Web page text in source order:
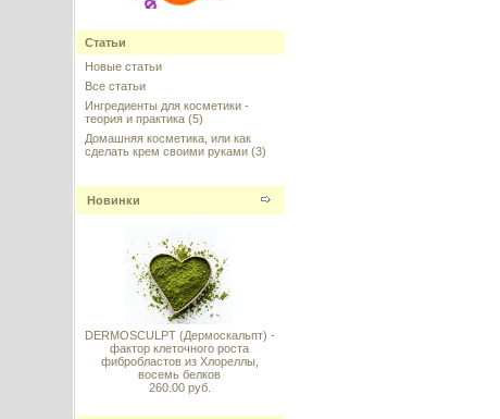
(Phytosphingosine), Германия,
Evonik
Xalifin-15 (Ксалифин-15)
---------
Dragon's Blood (Дракона кровь)
---------
Статьи
Новые статьи
Все статьи
Ингредиенты для косметики -
теория и практика(5)
Домашняя косметика, или как
сделать крем своими руками(3)
Новинки
DERMOSCULPT (Дермоскальпт) -
фактор клеточного роста
фибробластов из Хлореллы,
восемь белков
260.00 руб.